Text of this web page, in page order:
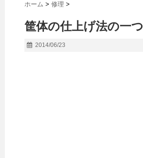
ホーム > 修理 >
筐体の仕上げ法の一つ
2014/06/23